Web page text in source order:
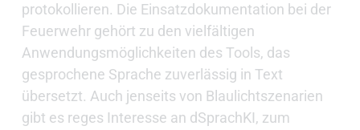
protokollieren. Die Einsatzdokumentation bei der
Feuerwehr gehört zu den vielfältigen
Anwendungsmöglichkeiten des Tools, das
gesprochene Sprache zuverlässig in Text
übersetzt. Auch jenseits von Blaulichtszenarien
gibt es reges Interesse an dSprachKI, zum